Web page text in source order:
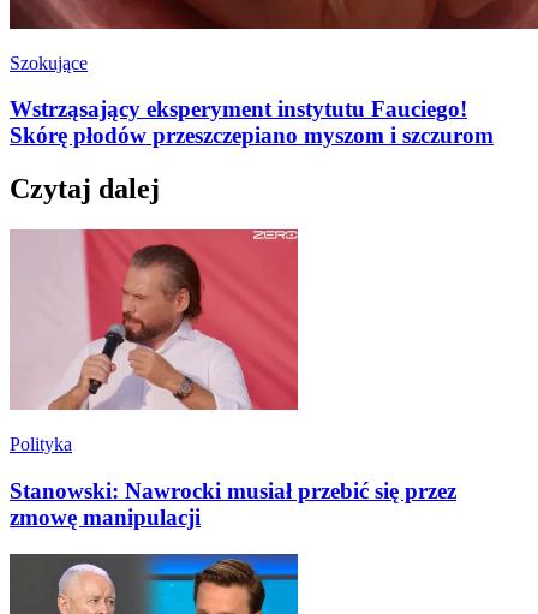
Szokujące
Wstrząsający eksperyment instytutu Fauciego!
Skórę płodów przeszczepiano myszom i szczurom
Czytaj dalej
Polityka
Stanowski: Nawrocki musiał przebić się przez
zmowę manipulacji